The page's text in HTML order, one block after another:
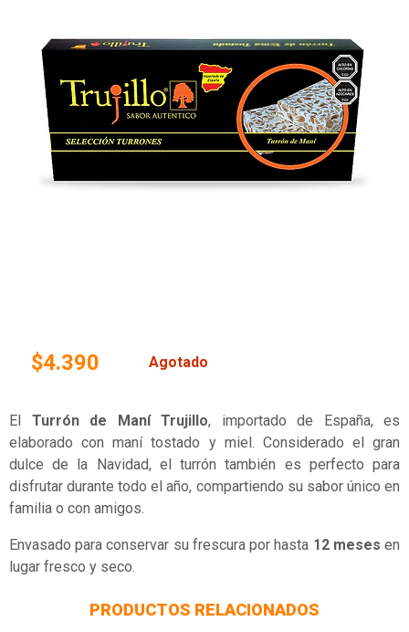
$4.390 Agotado
El Turrón de Maní Trujillo, importado de España, es
elaborado con maní tostado y miel. Considerado el gran
dulce de la Navidad, el turrón también es perfecto para
disfrutar durante todo el año, compartiendo su sabor único en
familia o con amigos.
Envasado para conservar su frescura por hasta 12 meses en
lugar fresco y seco.
PRODUCTOS RELACIONADOS